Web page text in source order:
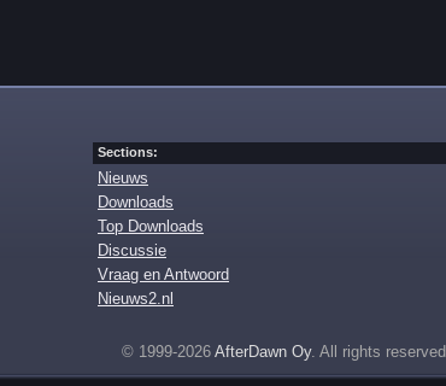
Sections:
Nieuws
Downloads
Top Downloads
Discussie
Vraag en Antwoord
Nieuws2.nl
© 1999-2026 AfterDawn Oy. All rights reserved